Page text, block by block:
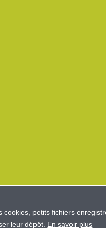
cookies, petits fichiers
leur dépôt. En savoir plus